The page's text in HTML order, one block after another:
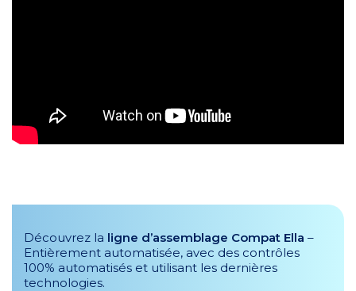
Découvrez la ligne d’assemblage Compat Ella –
Entièrement automatisée, avec des contrôles
100% automatisés et utilisant les dernières
technologies.